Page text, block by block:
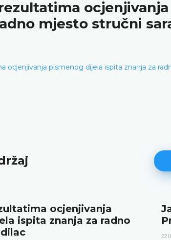
mjesto stručni
ocjenjivanja pismenog dijela ispita znanja za
ocjenjivanja
ispita znanja za radno